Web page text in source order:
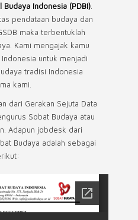
Budaya Indonesia (PDBI)
pendataan budaya dan
maka terbentuklah
Kami mengajak kamu
untuk menjadi
tradisi Indonesia
kami.
dari Gerakan Sejuta Data
Sobat Budaya atau
Adapun jobdesk dari
Budaya adalah sebagai